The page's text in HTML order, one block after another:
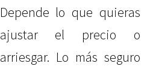
Depende lo que quieras
ajustar el precio o
arriesgar. Lo más seguro